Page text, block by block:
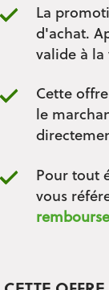
La
d'achat.
valide à la
Cette
le
Pour tout
vous